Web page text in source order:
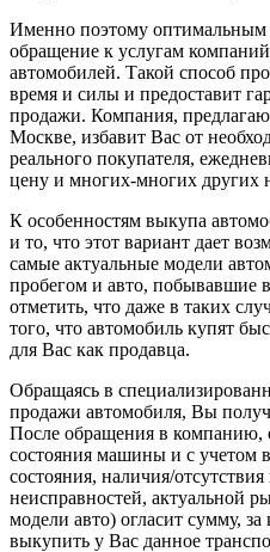
Именно поэтому оптимальным
обращение к услугам
автомобилей. Такой способ
время и силы и предоставит
продажи. Компания,
Москве, избавит Вас от
реального покупателя,
цену и многих-многих других
К особенностям выкупа
и то, что этот вариант дает
самые актуальные модели
пробегом и авто, побывавшие
отметить, что даже в таких
того, что автомобиль купят
для Вас как продавца.
Обращаясь в
продажи автомобиля, Вы
После обращения в компанию,
состояния машины и с учетом
состояния, наличия/
неисправностей, актуальной
модели авто) огласит сумму,
выкупить у Вас данное